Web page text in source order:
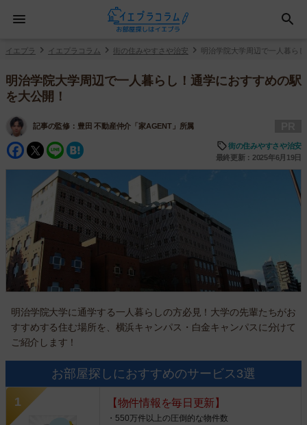
イエプラ イエプラコラム 街の住みやすさや治安 明治学院大学周辺で一人暮ら
明治学院大学周辺で一人暮らし！通学におすすめの駅
を大公開！
記事の監修： 豊田 不動産仲介「家AGENT」所属
Facebook
Twitter
Line
街の住みやすさや治安
最終更新：2025年6月19日
明治学院大学に通学する一人暮らしの方必見！大学の先輩たちがお
すすめする住む場所を、横浜キャンパス・白金キャンパスに分けて
ご紹介します！
お部屋探しにおすすめのサービス3選
【物件情報を毎日更新】
・550万件以上の圧倒的な物件数